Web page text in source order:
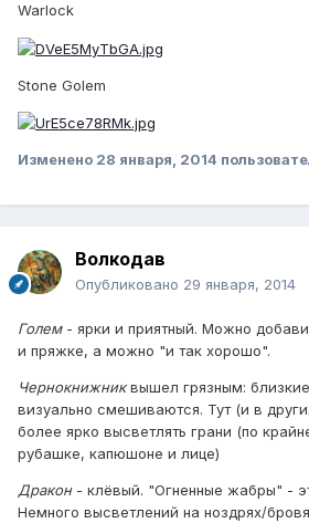
Warlock
Stone Golem
Изменено 28 января, 2014
Волкодав
Опубликовано 29 января, 2014
Голем- ярки и приятный. Можно
и пряжке, а можно "и так хорошо".
Чернокнижниквышел грязным: близкие
визуально смешиваются. Тут (и в
более ярко высветлять грани (по
рубашке, капюшоне и лице)
Дракон- клёвый. "Огненные жабры" -
Немного высветлений на ноздрях/